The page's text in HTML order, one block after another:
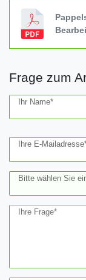
Frage zum
Ihr Name*
Ihre E-
Bitte wählen Sie
Ihre Frage*